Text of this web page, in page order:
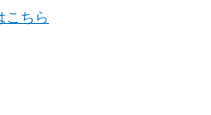
こちら